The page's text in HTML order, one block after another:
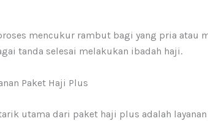
mencukur rambut bagi yang pria atau
tanda selesai melakukan ibadah haji.
Paket Haji Plus
utama dari paket haji plus adalah